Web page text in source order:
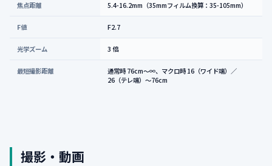
焦点距離 5.4-16.2mm（35mmフィルム換算：35-105mm）
F値 F2.7
光学ズーム 3 倍
最短撮影距離
通常時 76cm～∞、マクロ時 16（ワイド端）／
26（テレ端）～76cm
撮影・動画